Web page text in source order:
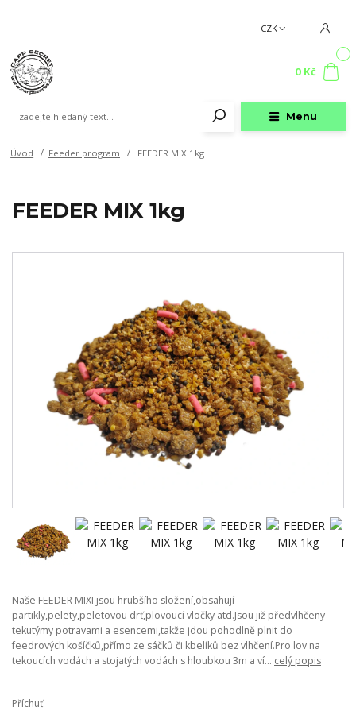
Menu
CZK
0 Kč
Úvod Feeder program FEEDER MIX 1kg
FEEDER MIX 1kg
Naše FEEDER MIXI jsou hrubšího složení,obsahují
partikly,pelety,peletovou drť,plovoucí vločky atd.Jsou již předvlhčeny
tekutýmy potravami a esencemi,takže jdou pohodlně plnit do
feedrových košíčků,přímo ze sáčků či kbelíků bez vlhčení.Pro lov na
tekoucích vodách a stojatých vodách s hloubkou 3m a ví... celý popis
Příchuť